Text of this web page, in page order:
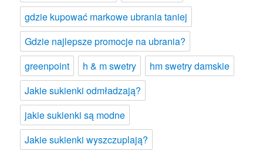
gdzie kupować markowe ubrania taniej
Gdzie najlepsze promocje na ubrania?
greenpoint
h & m swetry
hm swetry damskie
Jakie sukienki odmładzają?
jakie sukienki są modne
Jakie sukienki wyszczuplają?